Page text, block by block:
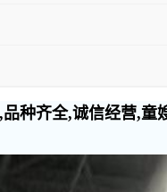
种齐全,诚信经营,